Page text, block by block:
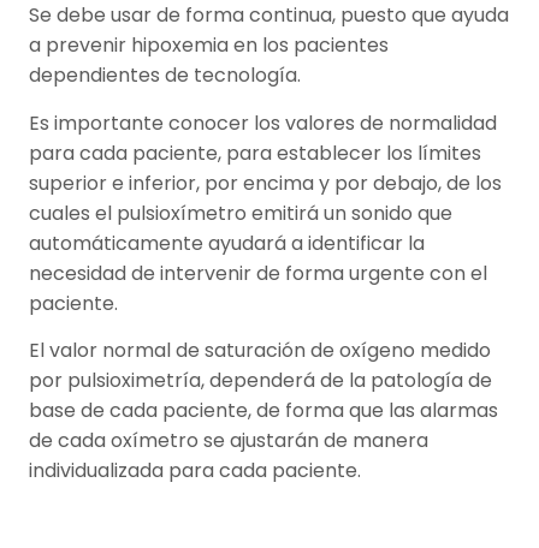
Se debe usar de forma continua, puesto que ayuda
a prevenir hipoxemia en los pacientes
dependientes de tecnología.
Es importante conocer los valores de normalidad
para cada paciente, para establecer los límites
superior e inferior, por encima y por debajo, de los
cuales el pulsioxímetro emitirá un sonido que
automáticamente ayudará a identificar la
necesidad de intervenir de forma urgente con el
paciente.
El valor normal de saturación de oxígeno medido
por pulsioximetría, dependerá de la patología de
base de cada paciente, de forma que las alarmas
de cada oxímetro se ajustarán de manera
individualizada para cada paciente.